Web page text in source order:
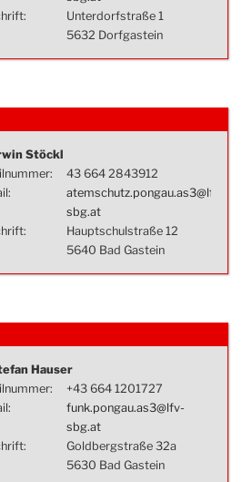
Unterdorfstraße 1
5632 Dorfgastein
Stöckl
43 664 2843912
atemschutz.pongau.as3@lfv-
sbg.at
Hauptschulstraße 12
5640 Bad Gastein
Hauser
+43 664 1201727
funk.pongau.as3@lfv-
sbg.at
Goldbergstraße 32a
5630 Bad Gastein